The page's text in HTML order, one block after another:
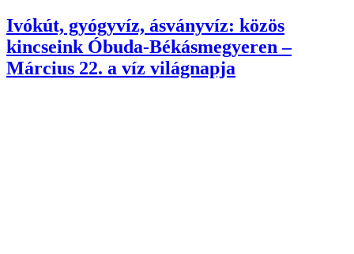
Ivókút, gyógyvíz, ásványvíz: közös
kincseink Óbuda-Békásmegyeren –
Március 22. a víz világnapja